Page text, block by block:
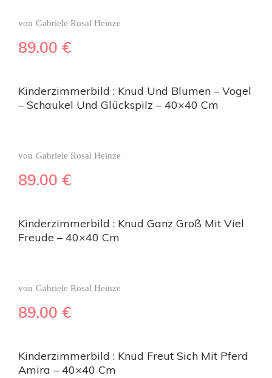
von Gabriele Rosal Heinze
89.00 €
Kinderzimmerbild : Knud Und Blumen – Vogel
– Schaukel Und Glückspilz – 40×40 Cm
von Gabriele Rosal Heinze
89.00 €
Kinderzimmerbild : Knud Ganz Groß Mit Viel
Freude – 40×40 Cm
von Gabriele Rosal Heinze
89.00 €
Kinderzimmerbild : Knud Freut Sich Mit Pferd
Amira – 40×40 Cm